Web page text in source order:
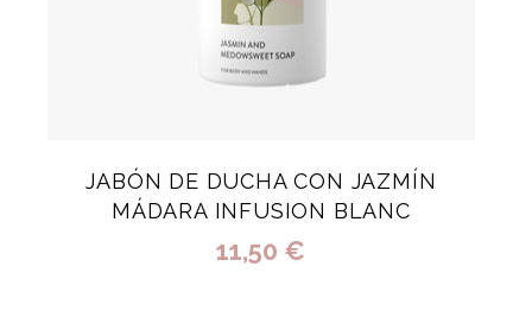
JABÓN DE DUCHA CON JAZMÍN
MÁDARA INFUSION BLANC
11,50 €